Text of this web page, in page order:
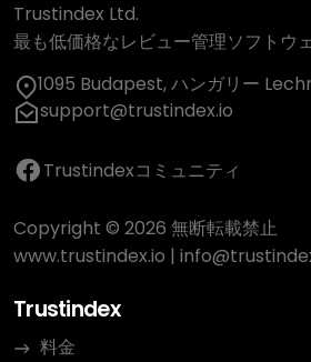
Trustindex Ltd.
最も低価格なレビュー管理ソフトウ
1095 Budapest, ハンガリー
support@trustindex.io
Trustindexコミュニティ
Copyright © 2026 無断転載禁止
www.trustindex.io |
Trustindex
料金